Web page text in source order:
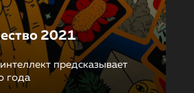
2021
предсказывает
года